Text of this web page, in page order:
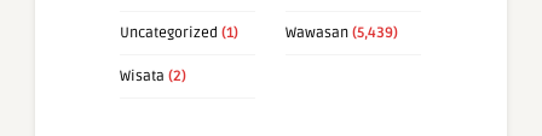
Uncategorized (1) Wawasan (5,439)
Wisata (2)